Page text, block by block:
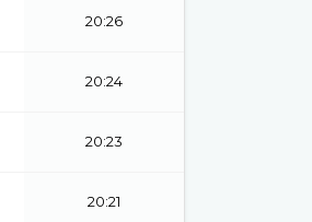
20:26
20:24
20:23
20:21